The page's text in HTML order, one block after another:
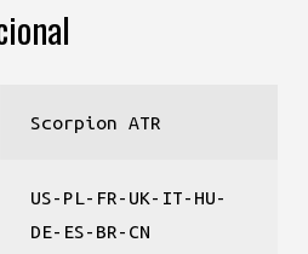
Scorpion ATR
US-PL-FR-UK-IT-HU-
DE-ES-BR-CN